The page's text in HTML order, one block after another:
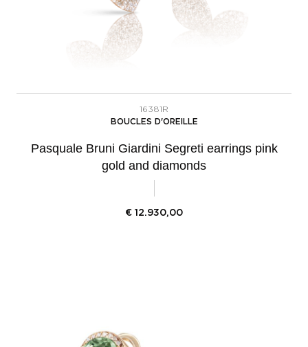
16381R
BOUCLES D'OREILLE
Pasquale Bruni Giardini Segreti earrings pink
gold and diamonds
€ 12.930,00